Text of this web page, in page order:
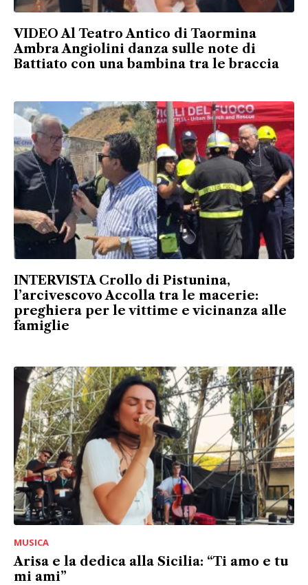
VIDEO Al Teatro Antico di Taormina
Ambra Angiolini danza sulle note di
Battiato con una bambina tra le braccia
INTERVISTA Crollo di Pistunina,
l’arcivescovo Accolla tra le macerie:
preghiera per le vittime e vicinanza alle
famiglie
MUSICA
Arisa e la dedica alla Sicilia: “Ti amo e tu
mi ami”